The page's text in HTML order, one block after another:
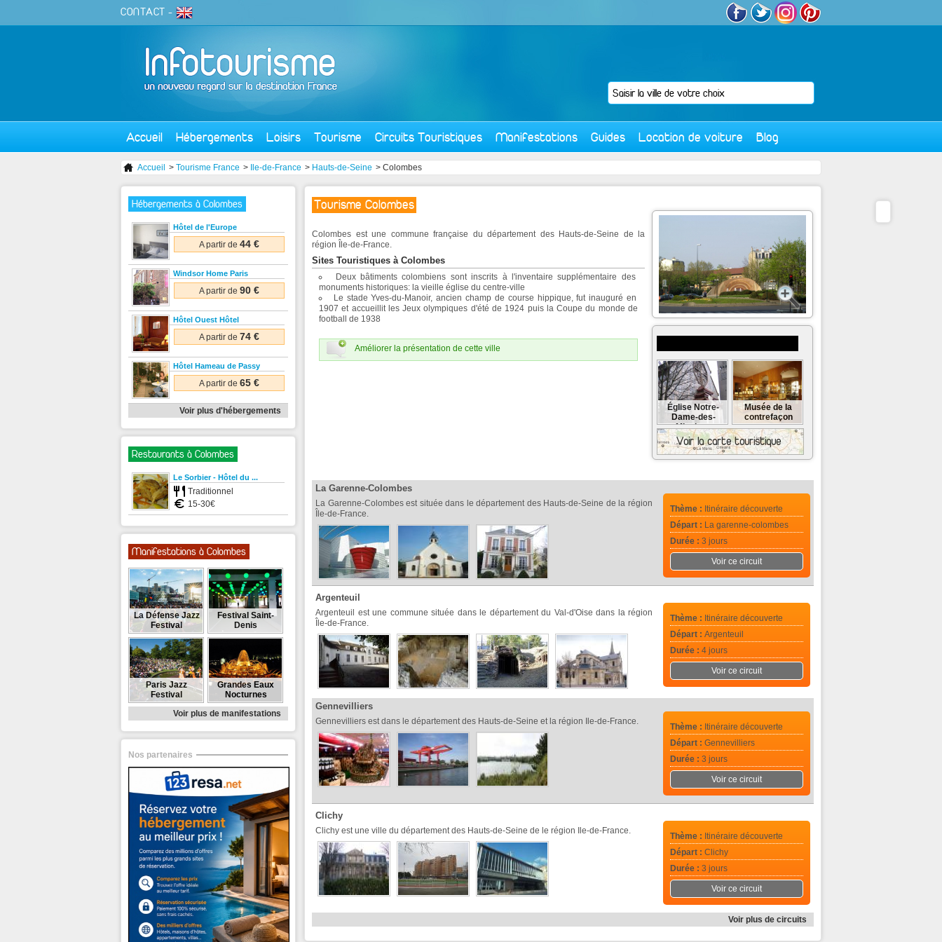
CONTACT -
Accueil Hébergements Loisirs Tourisme Circuits Touristiques Manifestations Guides Location de voiture Blog
Accueil > Tourisme France > Ile-de-France > Hauts-de-Seine > Colombes
Tourisme Colombes
Colombes est une commune française du département des Hauts-de-Seine de la
région Île-de-France.
Sites Touristiques à Colombes
Deux bâtiments colombiens sont inscrits à l'inventaire supplémentaire des
monuments historiques: la vieille église du centre-ville
Le stade Yves-du-Manoir, ancien champ de course hippique, fut inauguré en
1907 et accueillit les Jeux olympiques d'été de 1924 puis la Coupe du monde de
football de 1938
Améliorer la présentation de cette ville
Église Notre-
Dame-des-
Missions
Musée de la
contrefaçon
La Garenne-Colombes
Thème : Itinéraire découverte
Départ : La garenne-colombes
Durée : 3 jours
Voir ce circuit
La Garenne-Colombes est située dans le département des Hauts-de-Seine de la région
Île-de-France.
Argenteuil
Thème : Itinéraire découverte
Départ : Argenteuil
Durée : 4 jours
Voir ce circuit
Argenteuil est une commune située dans le département du Val-d'Oise dans la région
Île-de-France.
Gennevilliers
Thème : Itinéraire découverte
Départ : Gennevilliers
Durée : 3 jours
Voir ce circuit
Gennevilliers est dans le département des Hauts-de-Seine et la région Ile-de-France.
Clichy
Thème : Itinéraire découverte
Départ : Clichy
Durée : 3 jours
Voir ce circuit
Clichy est une ville du département des Hauts-de-Seine de le région Ile-de-France.
Voir plus de circuits
Hébergements à Colombes
Hôtel de l'Europe
A partir de 44 €
Windsor Home Paris
A partir de 90 €
Hôtel Ouest Hôtel
A partir de 74 €
Hôtel Hameau de Passy
A partir de 65 €
Voir plus d'hébergements
Restaurants à Colombes
Le Sorbier - Hôtel du ...
Traditionnel
15-30€
Manifestations à Colombes
La Défense Jazz
Festival
Festival Saint-
Denis
Paris Jazz
Festival
Grandes Eaux
Nocturnes
Voir plus de manifestations
Nos partenaires